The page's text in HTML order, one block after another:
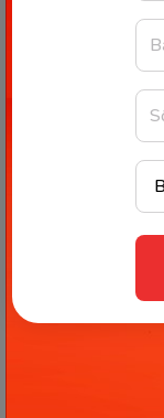
Các Bài